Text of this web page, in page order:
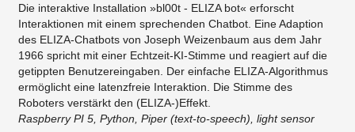
Die interaktive Installation »bl00t - ELIZA bot« erforscht
Interaktionen mit einem sprechenden Chatbot. Eine Adaption
des ELIZA-Chatbots von Joseph Weizenbaum aus dem Jahr
1966 spricht mit einer Echtzeit-KI-Stimme und reagiert auf die
getippten Benutzereingaben. Der einfache ELIZA-Algorithmus
ermöglicht eine latenzfreie Interaktion. Die Stimme des
Roboters verstärkt den (ELIZA-)Effekt.
Raspberry PI 5, Python, Piper (text-to-speech), light sensor